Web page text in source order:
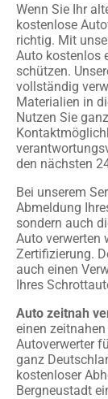
Wenn Sie Ihr
kostenlose
richtig. Mit
Auto kostenlos
schützen.
vollständig
Materialien in
Nutzen Sie
den nächsten
Bei unserem
Abmeldung
sondern auch
Auto verwerten
Zertifizierung.
auch einen
Ihres
Auto zeitnah
einen
Autoverwerter
ganz
kostenloser
Bergneustadt